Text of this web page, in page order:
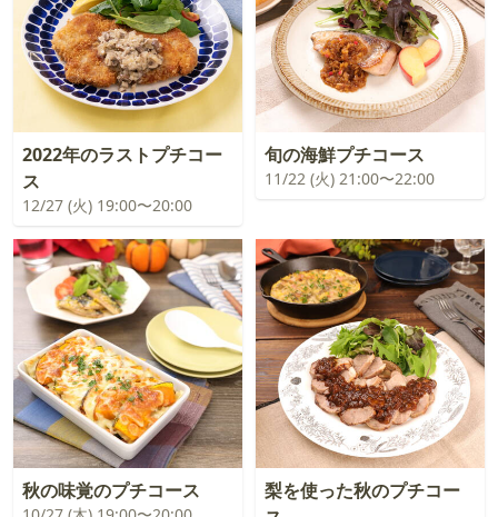
2022年のラストプチコー
ス
12/27 (火) 19:00〜20:00
旬の海鮮プチコース
11/22 (火) 21:00〜22:00
秋の味覚のプチコース
梨を使った秋のプチコー